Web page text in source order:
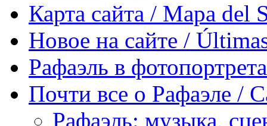
Карта сайта / Mapa del
Новое на сайте /
Рафаэль в
Почти все о Рафаэле /
Рафаэль: музыка,